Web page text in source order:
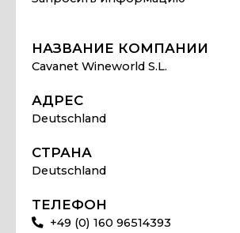
НАЗВАНИЕ КОМПАНИИ
Cavanet Wineworld S.L.
АДРЕС
Deutschland
СТРАНА
Deutschland
ТЕЛЕФОН
+49 (0) 160 96514393